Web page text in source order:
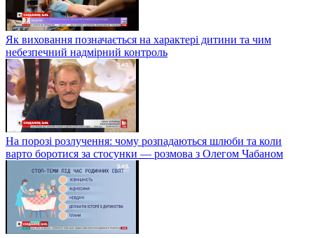
Як виховання позначається на характері дитини та чим
небезпечний надмірний контроль
На порозі розлучення: чому розпадаються шлюби та коли
варто боротися за стосунки — розмова з Олегом Чабаном